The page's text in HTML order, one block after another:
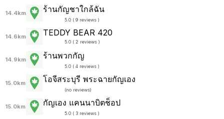
14.4km ร้านกัญชาใกล้ฉัน
5.0 ( 9 reviews )
14.6km TEDDY BEAR 420
5.0 ( 2 reviews )
14.9km ร้านพวกกัญ
5.0 ( 4 reviews )
15.0km โอจีสระบุรี พระฉายกัญเอง
(no reviews)
15.0km กัญเอง แคนนาบิตช็อป
5.0 ( 3 reviews )